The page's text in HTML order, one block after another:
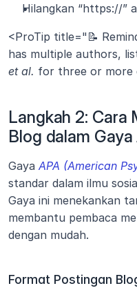
Hilangkan “https://”
<ProTip title="📝
et al. for three or
Langkah 2: Cara
Blog dalam
Gaya APA (American
standar dalam ilmu
Gaya ini menekankan
membantu pembaca
dengan mudah.
Format Postingan